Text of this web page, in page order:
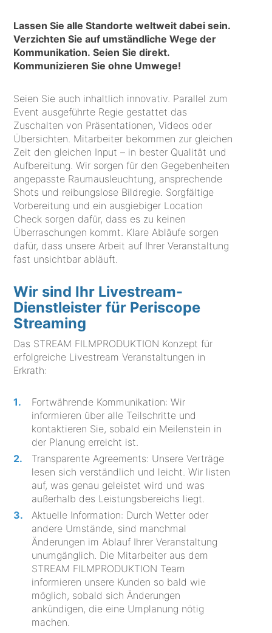
Lassen Sie alle Standorte weltweit dabei sein.
Verzichten Sie auf umständliche Wege der
Kommunikation. Seien Sie direkt.
Kommunizieren Sie ohne Umwege!
Seien Sie auch inhaltlich innovativ. Parallel zum
Event ausgeführte Regie gestattet das
Zuschalten von Präsentationen, Videos oder
Übersichten. Mitarbeiter bekommen zur gleichen
Zeit den gleichen Input – in bester Qualität und
Aufbereitung. Wir sorgen für den Gegebenheiten
angepasste Raumausleuchtung, ansprechende
Shots und reibungslose Bildregie. Sorgfältige
Vorbereitung und ein ausgiebiger Location
Check sorgen dafür, dass es zu keinen
Überraschungen kommt. Klare Abläufe sorgen
dafür, dass unsere Arbeit auf Ihrer Veranstaltung
fast unsichtbar abläuft.
Wir sind Ihr Livestream-
Dienstleister für Periscope
Streaming
Das STREAM FILMPRODUKTION Konzept für
erfolgreiche Livestream Veranstaltungen in
Erkrath:
Fortwährende Kommunikation: Wir
informieren über alle Teilschritte und
kontaktieren Sie, sobald ein Meilenstein in
der Planung erreicht ist.
Transparente Agreements: Unsere Verträge
lesen sich verständlich und leicht. Wir listen
auf, was genau geleistet wird und was
außerhalb des Leistungsbereichs liegt.
Aktuelle Information: Durch Wetter oder
andere Umstände, sind manchmal
Änderungen im Ablauf Ihrer Veranstaltung
unumgänglich. Die Mitarbeiter aus dem
STREAM FILMPRODUKTION Team
informieren unsere Kunden so bald wie
möglich, sobald sich Änderungen
ankündigen, die eine Umplanung nötig
machen.